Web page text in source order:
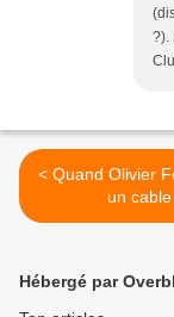
?).
< Quand Olivier Ferra pète
un cable
Hébergé par